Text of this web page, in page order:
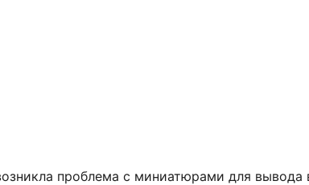
проблема с миниатюрами для вывода